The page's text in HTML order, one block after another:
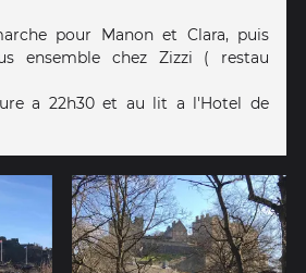
pour Manon et Clara, puis
ensemble chez Zizzi ( restau
a 22h30 et au lit a l'Hotel de